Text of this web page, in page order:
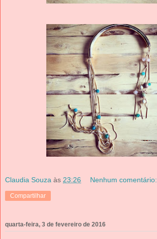
Claudia Souza às 23:26 Nenhum comentário:
Compartilhar
quarta-feira, 3 de fevereiro de 2016